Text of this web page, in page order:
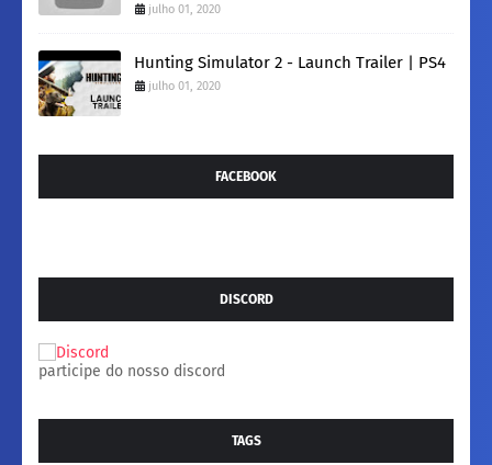
julho 01, 2020
Hunting Simulator 2 - Launch Trailer | PS4
julho 01, 2020
FACEBOOK
DISCORD
participe do nosso discord
TAGS